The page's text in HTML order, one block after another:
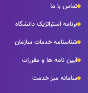
تماس با ما
برنامه استراتژیک دانشگاه
شناسنامه خدمات سازمان
آیین نامه ها و مقررات
سامانه میز خدمت